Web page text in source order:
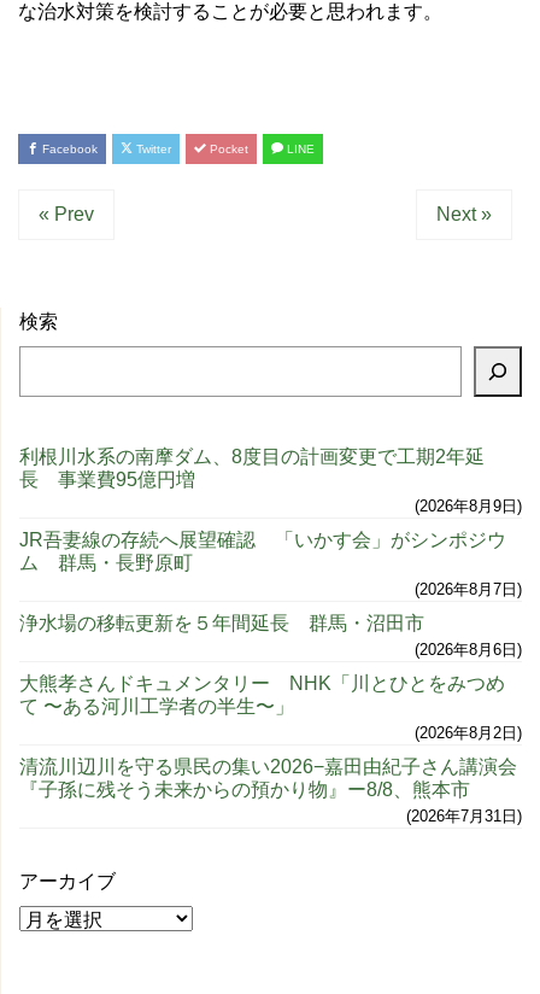
な治水対策を検討することが必要と思われます。
Facebook Twitter Pocket LINE
« Prev Next »
検索
利根川水系の南摩ダム、8度目の計画変更で工期2年延
長 事業費95億円増
2026年8月9日
JR吾妻線の存続へ展望確認 「いかす会」がシンポジウ
ム 群馬・長野原町
2026年8月7日
浄水場の移転更新を５年間延長 群馬・沼田市
2026年8月6日
大熊孝さんドキュメンタリー NHK「川とひとをみつめ
て 〜ある河川工学者の半生〜」
2026年8月2日
清流川辺川を守る県民の集い2026−嘉田由紀子さん講演会
『子孫に残そう未来からの預かり物』ー8/8、熊本市
2026年7月31日
アーカイブ